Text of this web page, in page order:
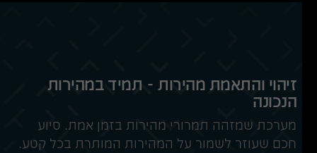
זיהוי והתאמת מהירות - תמיד במהירות
הנכונה
מערכת שמזהה תמרורי מהירות בזמן אמת. סיוע
חכם שעוזר לשמור על המהירות המותרת בכל קטע.